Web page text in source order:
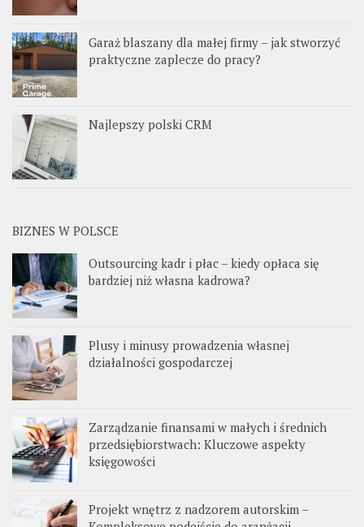
Garaż blaszany dla małej firmy – jak stworzyć
praktyczne zaplecze do pracy?
Najlepszy polski CRM
BIZNES W POLSCE
Outsourcing kadr i płac – kiedy opłaca się
bardziej niż własna kadrowa?
Plusy i minusy prowadzenia własnej
działalności gospodarczej
Zarządzanie finansami w małych i średnich
przedsiębiorstwach: Kluczowe aspekty
księgowości
Projekt wnętrz z nadzorem autorskim –